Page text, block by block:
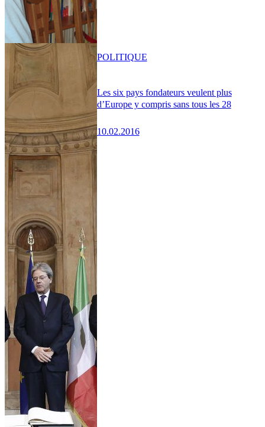
Les six pays fondateurs veulent plus
d’Europe y compris sans tous les 28
10.02.2016
POLITIQUE